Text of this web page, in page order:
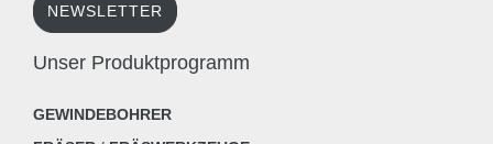
NEWSLETTER
Unser Produktprogramm
GEWINDEBOHRER